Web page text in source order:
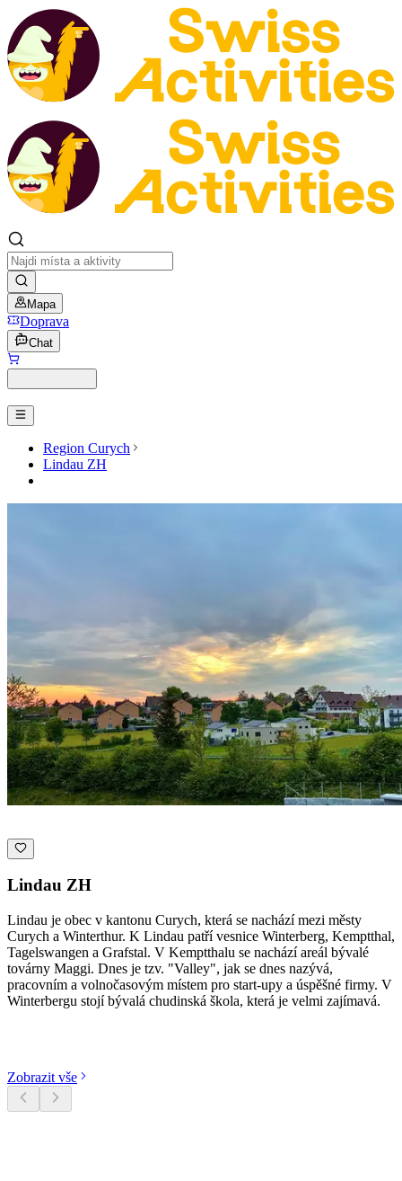
Mapa
Doprava
Chat
Region Curych
Lindau ZH
Lindau ZH
Lindau je obec v kantonu Curych, která se nachází mezi městy
Curych a Winterthur. K Lindau patří vesnice Winterberg, Kemptthal,
Tagelswangen a Grafstal. V Kemptthalu se nachází areál bývalé
továrny Maggi. Dnes je tzv. "Valley", jak se dnes nazývá,
pracovním a volnočasovým místem pro start-upy a úspěšné firmy. V
Winterbergu stojí bývalá chudinská škola, která je velmi zajímavá.
Zobrazit vše